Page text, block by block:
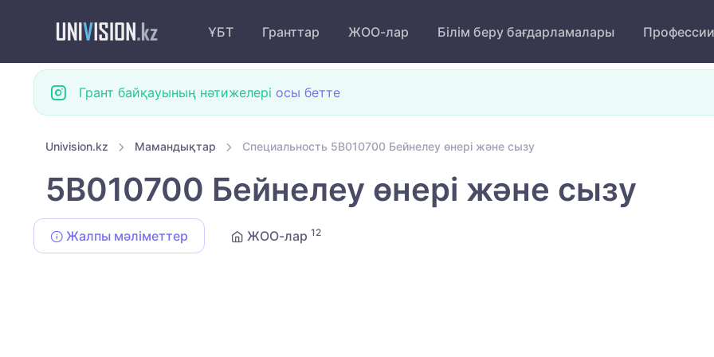
ҰБТ Гранттар ЖОО-лар Білім беру бағдарламалары Профессии
Грант байқауының нәтижелері осы бетте
Univision.kz Мамандықтар Специальность 5B010700 Бейнелеу өнері және сызу
5B010700 Бейнелеу өнері және сызу
Жалпы мәліметтер ЖОО-лар 12